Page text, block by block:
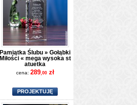
Pamiątka Ślubu » Gołąbki
Miłości « mega wysoka st
atuetka
cena: 289,00zł
PROJEKTUJĘ